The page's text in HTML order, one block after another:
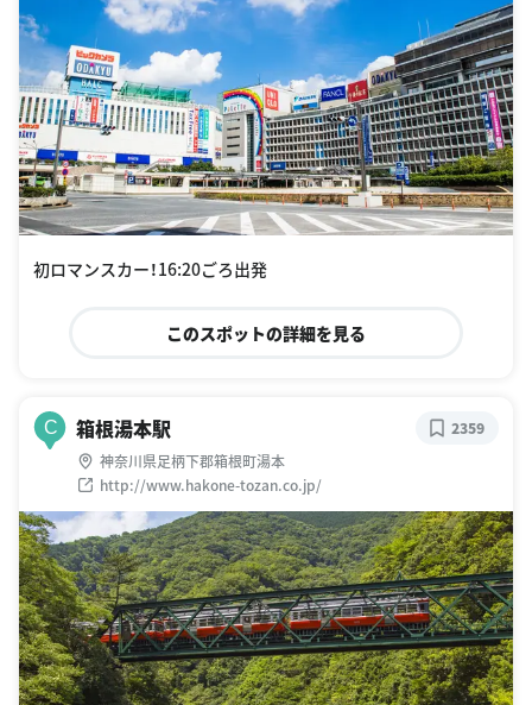
初ロマンスカー！16:20ごろ出発
このスポットの詳細を見る
C 箱根湯本駅
神奈川県足柄下郡箱根町湯本
http://www.hakone-tozan.co.jp/
2359